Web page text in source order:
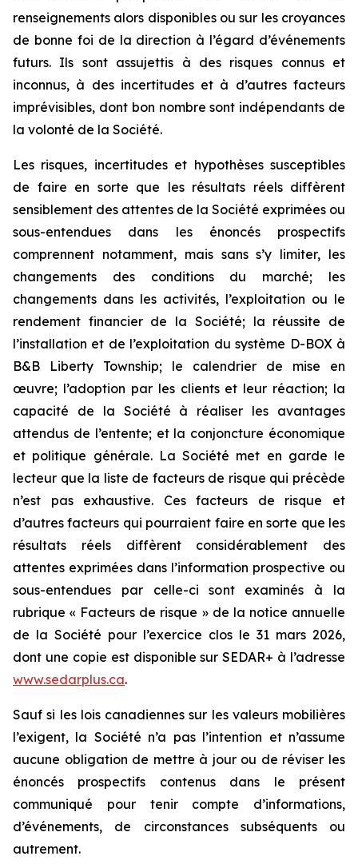
renseignements alors disponibles ou sur les croyances
de bonne foi de la direction à l’égard d’événements
futurs. Ils sont assujettis à des risques connus et
inconnus, à des incertitudes et à d’autres facteurs
imprévisibles, dont bon nombre sont indépendants de
la volonté de la Société.
Les risques, incertitudes et hypothèses susceptibles
de faire en sorte que les résultats réels diffèrent
sensiblement des attentes de la Société exprimées ou
sous-entendues dans les énoncés prospectifs
comprennent notamment, mais sans s’y limiter, les
changements des conditions du marché; les
changements dans les activités, l’exploitation ou le
rendement financier de la Société; la réussite de
l’installation et de l’exploitation du système D-BOX à
B&B Liberty Township; le calendrier de mise en
œuvre; l’adoption par les clients et leur réaction; la
capacité de la Société à réaliser les avantages
attendus de l’entente; et la conjoncture économique
et politique générale. La Société met en garde le
lecteur que la liste de facteurs de risque qui précède
n’est pas exhaustive. Ces facteurs de risque et
d’autres facteurs qui pourraient faire en sorte que les
résultats réels diffèrent considérablement des
attentes exprimées dans l’information prospective ou
sous-entendues par celle-ci sont examinés à la
rubrique « Facteurs de risque » de la notice annuelle
de la Société pour l’exercice clos le 31 mars 2026,
dont une copie est disponible sur SEDAR+ à l’adresse
www.sedarplus.ca.
Sauf si les lois canadiennes sur les valeurs mobilières
l’exigent, la Société n’a pas l’intention et n’assume
aucune obligation de mettre à jour ou de réviser les
énoncés prospectifs contenus dans le présent
communiqué pour tenir compte d’informations,
d’événements, de circonstances subséquents ou
autrement.